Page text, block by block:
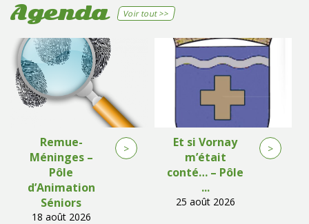
Agenda Voir tout >>
Remue-
Méninges –
Pôle
d’Animation
Séniors
18 août 2026
>
Et si Vornay
m’était
conté… – Pôle
...
25 août 2026
>